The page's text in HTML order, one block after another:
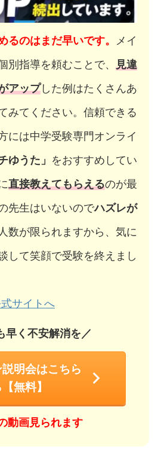
るのはまだ早いです。
メイ
別指導を頼むことで、 見違
アップした例はたくさんあ
みてください。信頼できる
には中学受験専門オンライ
ゆうた」 をおすすめしてい
直接教えてもらえるのが最
先生はいないのでハズレが
数が限られますから、気に
して笑顔で受験を終えまし
サイトへ
早く不安解消を／
明会はこちら
無料】
動画見られます